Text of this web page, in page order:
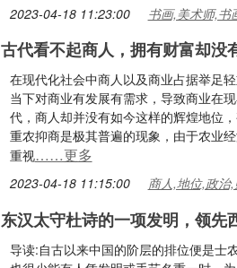
2023-04-18 11:23:00 书画,美术师,书
古代看不起商人，拥有财富却没
在现代化社会中商人以及商业占据举足
当下对商业有发展有需求，导致商业在
代，商人却并没有如今这样的辉煌地位
重农抑商是极其普遍的现象，由于农业
重视……更多
2023-04-18 11:15:00 商人,地位,政治
东汉太守杜诗的一项发明，领先
导读:自古以来中国的阶层的排位便是士